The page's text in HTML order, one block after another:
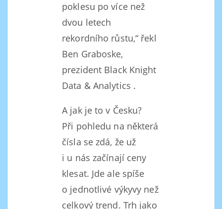
poklesu po více než
dvou letech
rekordního růstu,“ řekl
Ben Graboske,
prezident Black Knight
Data & Analytics .
A jak je to v Česku?
Při pohledu na některá
čísla se zdá, že už
i u nás začínají ceny
klesat. Jde ale spíše
o jednotlivé výkyvy než
celkový trend. Trh jako